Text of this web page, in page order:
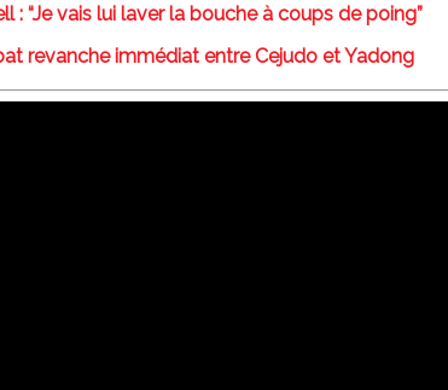
: “Je vais lui laver la bouche à coups de poing”
revanche immédiat entre Cejudo et Yadong